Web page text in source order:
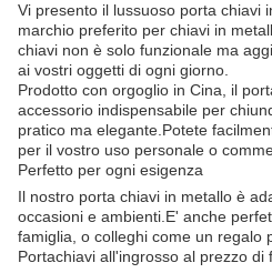
Vi presento il lussuoso porta chiavi
marchio preferito per chiavi in
chiavi non è solo funzionale ma
ai vostri oggetti di ogni giorno.
Prodotto con orgoglio in Cina, il
accessorio indispensabile per
pratico ma elegante.Potete
per il vostro uso personale o
Perfetto per ogni esigenza
Il nostro porta chiavi in metallo è
occasioni e ambienti.E' anche
famiglia, o colleghi come un regalo
Portachiavi all'ingrosso al prezzo di